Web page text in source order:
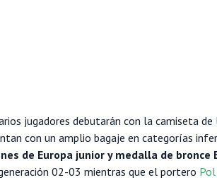
jugadores debutarán con la camiseta
con un amplio bagaje en categorías
de Europa junior y medalla de bronce
02-03 mientras que el portero